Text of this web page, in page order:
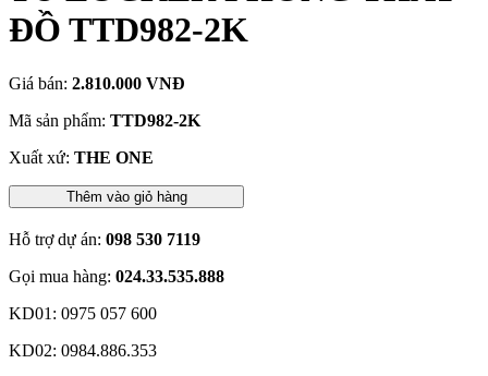
ĐỒ TTD982-2K
Giá bán: 2.810.000 VNĐ
Mã sản phẩm: TTD982-2K
Xuất xứ: THE ONE
Thêm vào giỏ hàng
Hỗ trợ dự án: 098 530 7119
Gọi mua hàng: 024.33.535.888
KD01: 0975 057 600
KD02: 0984.886.353